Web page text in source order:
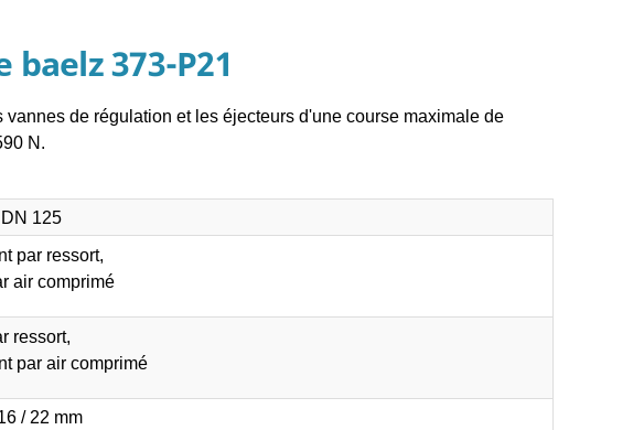
373-P21
de régulation et les éjecteurs d'une course maximale de
N.
125
par ressort,
air comprimé
ressort,
par air comprimé
/ 22 mm